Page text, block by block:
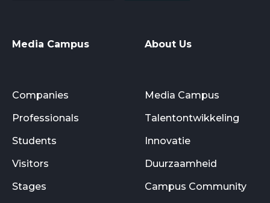
Media Campus
Companies
Professionals
Students
Visitors
Stages
About Us
Media Campus
Talentontwikkeling
Innovatie
Duurzaamheid
Campus Community